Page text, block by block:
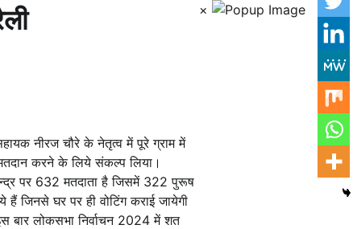
नीरज चौरे के नेतृत्व में पूरे ग्राम में
करने के लिये संकल्प लिया।
पर 632 मतदाता है जिसमें 322 पुरूष
जिनसे घर पर ही वोटिंग कराई जायेगी
बार लोकसभा निर्वाचन 2024 में शत
×